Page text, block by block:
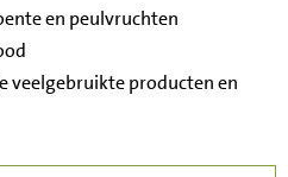
en peulvruchten
veelgebruikte producten en